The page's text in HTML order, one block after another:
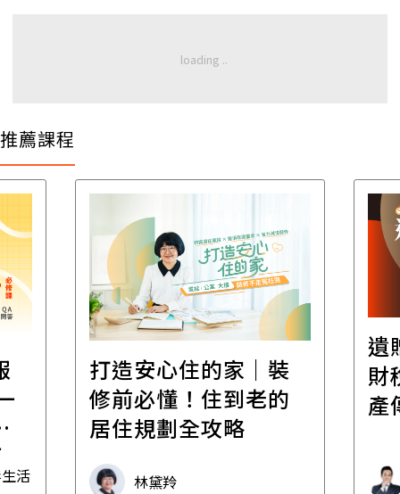
推薦課程
活
打造安心住的家｜裝
修前必懂！住到老的
居住規劃全攻略
林黛羚
遺
財
產